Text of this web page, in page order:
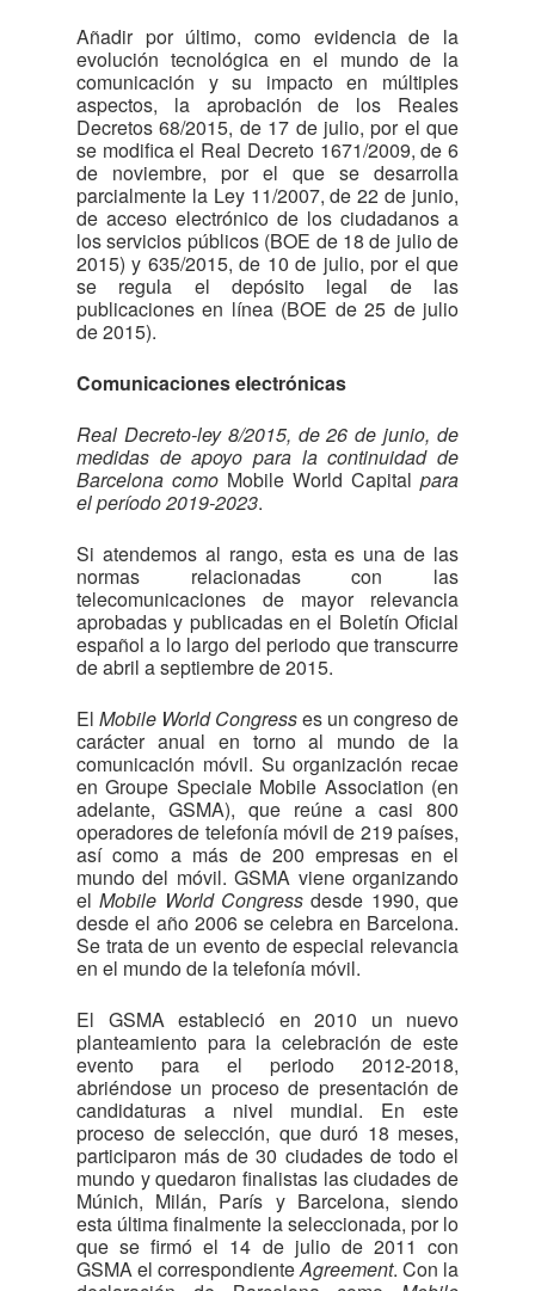
Añadir por último, como evidencia de la
evolución tecnológica en el mundo de la
comunicación y su impacto en múltiples
aspectos, la aprobación de los Reales
Decretos 68/2015, de 17 de julio, por el que
se modifica el Real Decreto 1671/2009, de 6
de noviembre, por el que se desarrolla
parcialmente la Ley 11/2007, de 22 de junio,
de acceso electrónico de los ciudadanos a
los servicios públicos (BOE de 18 de julio de
2015) y 635/2015, de 10 de julio, por el que
se regula el depósito legal de las
publicaciones en línea (BOE de 25 de julio
de 2015).
Comunicaciones electrónicas
Real Decreto-ley 8/2015, de 26 de junio, de
medidas de apoyo para la continuidad de
Barcelona como Mobile World Capital para
el período 2019-2023.
Si atendemos al rango, esta es una de las
normas relacionadas con las
telecomunicaciones de mayor relevancia
aprobadas y publicadas en el Boletín Oficial
español a lo largo del periodo que transcurre
de abril a septiembre de 2015.
El Mobile World Congresses un congreso de
carácter anual en torno al mundo de la
comunicación móvil. Su organización recae
en Groupe Speciale Mobile Association (en
adelante, GSMA), que reúne a casi 800
operadores de telefonía móvil de 219 países,
así como a más de 200 empresas en el
mundo del móvil. GSMA viene organizando
elMobile World Congress desde 1990, que
desde el año 2006 se celebra en Barcelona.
Se trata de un evento de especial relevancia
en el mundo de la telefonía móvil.
El GSMA estableció en 2010 un nuevo
planteamiento para la celebración de este
evento para el periodo 2012-2018,
abriéndose un proceso de presentación de
candidaturas a nivel mundial. En este
proceso de selección, que duró 18 meses,
participaron más de 30 ciudades de todo el
mundo y quedaron finalistas las ciudades de
Múnich, Milán, París y Barcelona, siendo
esta última finalmente la seleccionada, por lo
que se firmó el 14 de julio de 2011 con
GSMA el correspondienteAgreement. Con la